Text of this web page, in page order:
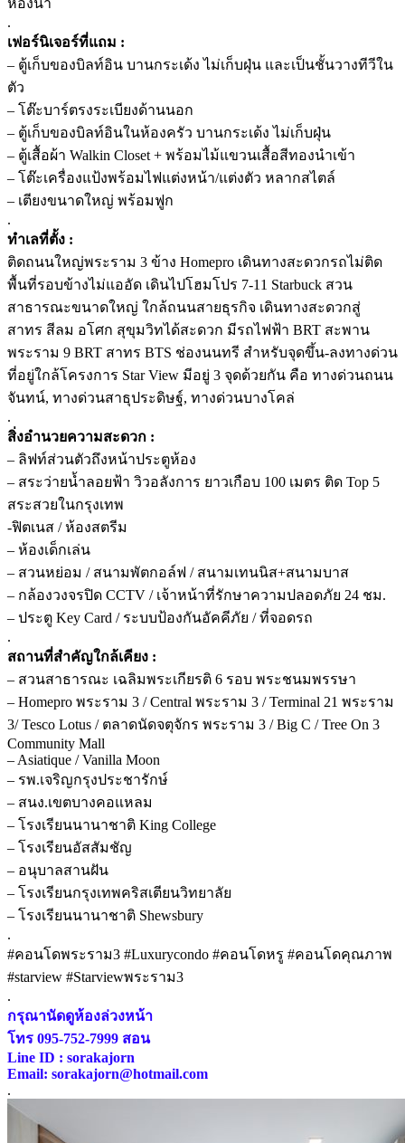
ห้องน้ำ
.
เฟอร์นิเจอร์ที่แถม :
– ตู้เก็บของบิลท์อิน บานกระเด้ง ไม่เก็บฝุ่น และเป็นชั้นวางทีวีใน
ตัว
– โต๊ะบาร์ตรงระเบียงด้านนอก
– ตู้เก็บของบิลท์อินในห้องครัว บานกระเด้ง ไม่เก็บฝุ่น
– ตู้เสื้อผ้า Walkin Closet + พร้อมไม้แขวนเสื้อสีทองนำเข้า
– โต๊ะเครื่องแป้งพร้อมไฟแต่งหน้า/แต่งตัว หลากสไตล์
– เตียงขนาดใหญ่ พร้อมฟูก
.
ทำเลที่ตั้ง :
ติดถนนใหญ่พระราม 3 ข้าง Homepro เดินทางสะดวกรถไม่ติด
พื้นที่รอบข้างไม่แออัด เดินไปโฮมโปร 7-11 Starbuck สวน
สาธารณะขนาดใหญ่ ใกล้ถนนสายธุรกิจ เดินทางสะดวกสู่
สาทร สีลม อโศก สุขุมวิทได้สะดวก มีรถไฟฟ้า BRT สะพาน
พระราม 9 BRT สาทร BTS ช่องนนทรี สำหรับจุดขึ้น-ลงทางด่วน
ที่อยู่ใกล้โครงการ Star View มีอยู่ 3 จุดด้วยกัน คือ ทางด่วนถนน
จันทน์, ทางด่วนสาธุประดิษฐ์, ทางด่วนบางโคล่
.
สิ่งอำนวยความสะดวก :
– ลิฟท์ส่วนตัวถึงหน้าประตูห้อง
– สระว่ายน้ำลอยฟ้า วิวอลังการ ยาวเกือบ 100 เมตร ติด Top 5
สระสวยในกรุงเทพ
-ฟิตเนส / ห้องสตรีม
– ห้องเด็กเล่น
– สวนหย่อม / สนามพัตกอล์ฟ / สนามเทนนิส+สนามบาส
– กล้องวงจรปิด CCTV / เจ้าหน้าที่รักษาความปลอดภัย 24 ชม.
– ประตู Key Card / ระบบป้องกันอัคคีภัย / ที่จอดรถ
.
สถานที่สำคัญใกล้เคียง :
– สวนสาธารณะ เฉลิมพระเกียรติ 6 รอบ พระชนมพรรษา
– Homepro พระราม 3 / Central พระราม 3 / Terminal 21 พระราม
3/ Tesco Lotus / ตลาดนัดจตุจักร พระราม 3 / Big C / Tree On 3
Community Mall
– Asiatique / Vanilla Moon
– รพ.เจริญกรุงประชารักษ์
– สนง.เขตบางคอแหลม
– โรงเรียนนานาชาติ King College
– โรงเรียนอัสสัมชัญ
– อนุบาลสานฝัน
– โรงเรียนกรุงเทพคริสเตียนวิทยาลัย
– โรงเรียนนานาชาติ Shewsbury
.
#คอนโดพระราม3 #Luxurycondo #คอนโดหรู #คอนโดคุณภาพ
#starview #Starviewพระราม3
.
กรุณานัดดูห้องล่วงหน้า
โทร 095-752-7999 สอน
Line ID : sorakajorn
Email: sorakajorn@hotmail.com
.